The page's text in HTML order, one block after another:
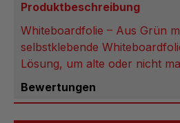
Produktbeschreibung
Whiteboardfolie – Aus Grün
selbstklebende
Lösung, um alte oder nicht
Bewertungen